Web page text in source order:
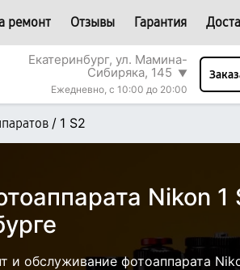
ремонт Отзывы Гарантия
Екатеринбург, ул. Мамина-
Сибиряка, 145 ▼
Ежедневно, с 10:00 до 20:00
/ 1 S2
Nikon 1
и обслуживание фотоаппарата